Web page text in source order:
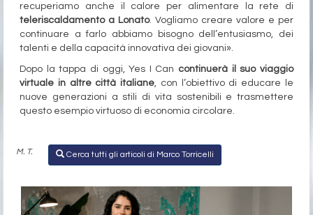
recuperiamo anche il calore per alimentare la rete di
teleriscaldamento a Lonato. Vogliamo creare valore e per
continuare a farlo abbiamo bisogno dell’entusiasmo, dei
talenti e della capacità innovativa dei giovani».
Dopo la tappa di oggi, Yes I Can continuerà il suo viaggio
virtuale in altre città italiane , con l’obiettivo di educare le
nuove generazioni a stili di vita sostenibili e trasmettere
questo esempio virtuoso di economia circolare.
M. T. Cerca tutti gli articoli di Marco Torricelli